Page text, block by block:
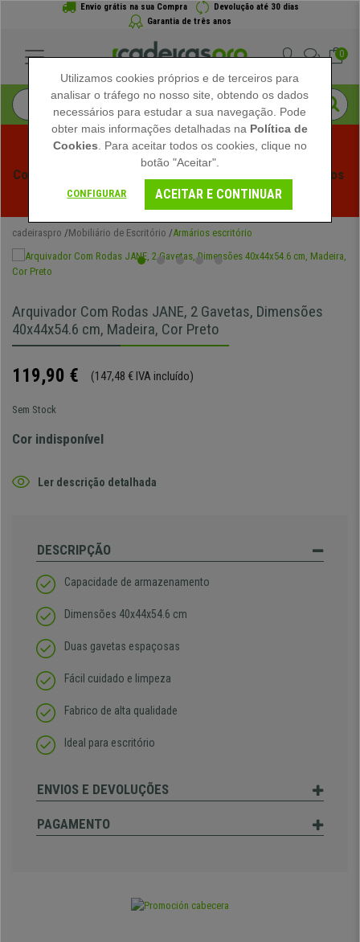
Envio grátis na sua Compra
Devolução até 30 dias
Garantia de três anos
0
Começam os Saldos de Verão em Cadeiraspro! Descontos
Exclusivos por Tempo Limitado - Ver Promoção
cadeiraspro Mobiliário de Escritório Armários escritório
Arquivador Com Rodas JANE, 2 Gavetas, Dimensões
40x44x54.6 cm, Madeira, Cor Preto
119,90 € (147,48 € IVA incluído)
Sem Stock
Cor indisponível
Ler descrição detalhada
DESCRIPÇÃO
Capacidade de armazenamento
Dimensões 40x44x54.6 cm
Duas gavetas espaçosas
Fácil cuidado e limpeza
Fabrico de alta qualidade
Ideal para escritório
ENVIOS E DEVOLUÇÕES
PAGAMENTO
Utilizamos cookies próprios e de terceiros para
analisar o tráfego no nosso site, obtendo os dados
necessários para estudar a sua navegação. Pode
obter mais informações detalhadas na Política de
Cookies . Para aceitar todos os cookies, clique no
botão "Aceitar".
CONFIGURAR ACEITAR E CONTINUAR